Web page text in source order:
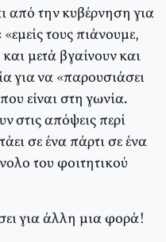
από την κυβέρνηση για
τους πιάνουμε,
μετά βγαίνουν και
για να «παρουσιάσει
είναι στη γωνία.
στις απόψεις περί
σε ένα πάρτι σε ένα
του φοιτητικού
για άλλη μια φορά!